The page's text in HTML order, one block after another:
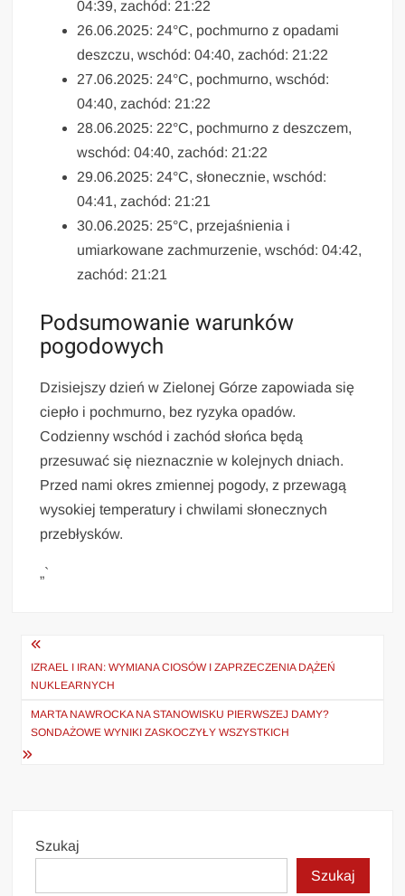
04:39, zachód: 21:22
26.06.2025: 24°C, pochmurno z opadami
deszczu, wschód: 04:40, zachód: 21:22
27.06.2025: 24°C, pochmurno, wschód:
04:40, zachód: 21:22
28.06.2025: 22°C, pochmurno z deszczem,
wschód: 04:40, zachód: 21:22
29.06.2025: 24°C, słonecznie, wschód:
04:41, zachód: 21:21
30.06.2025: 25°C, przejaśnienia i
umiarkowane zachmurzenie, wschód: 04:42,
zachód: 21:21
Podsumowanie warunków
pogodowych
Dzisiejszy dzień w Zielonej Górze zapowiada się
ciepło i pochmurno, bez ryzyka opadów.
Codzienny wschód i zachód słońca będą
przesuwać się nieznacznie w kolejnych dniach.
Przed nami okres zmiennej pogody, z przewagą
wysokiej temperatury i chwilami słonecznych
przebłysków.
„`
Nawigacja
wpisu
IZRAEL I IRAN: WYMIANA CIOSÓW I ZAPRZECZENIA DĄŻEŃ
NUKLEARNYCH
MARTA NAWROCKA NA STANOWISKU PIERWSZEJ DAMY?
SONDAŻOWE WYNIKI ZASKOCZYŁY WSZYSTKICH
Szukaj
Szukaj